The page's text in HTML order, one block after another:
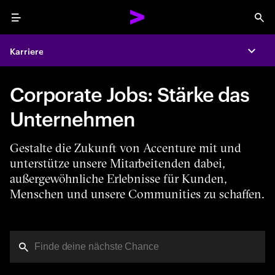
Menu
Karriere
Corporate Jobs: Stärke das
Unternehmen
Gestalte die Zukunft von Accenture mit und
unterstütze unsere Mitarbeitenden dabei,
außergewöhnliche Erlebnisse für Kunden,
Menschen und unsere Communities zu schaffen.